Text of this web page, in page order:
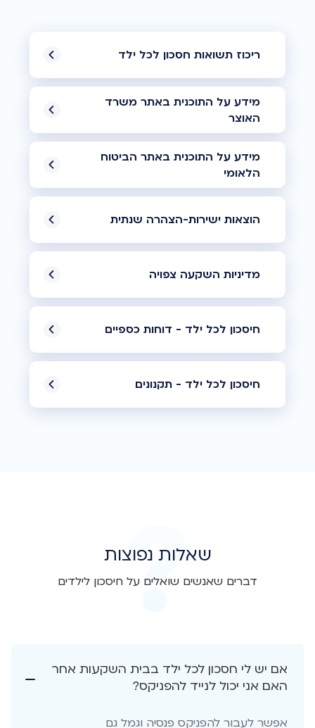
ריכוז תשואות חסכון לכל ילד
מידע על התוכנית באתר משרד
האוצר
מידע על התוכנית באתר הביטוח
הלאומי
הוצאות ישירות-הצהרה שנתית
מדיניות השקעה צפויה
חיסכון לכל ילד - דוחות כספיים
חיסכון לכל ילד - תקנונים
שאלות נפוצות
דברים שאנשים שואלים על חיסכון לילדים
אם יש לי חסכון לכל ילד בבית השקעות אחר
האם אני יכול לנייד להפניקס?
אפשר לעבור להפניקס פנסיה וגמל גם